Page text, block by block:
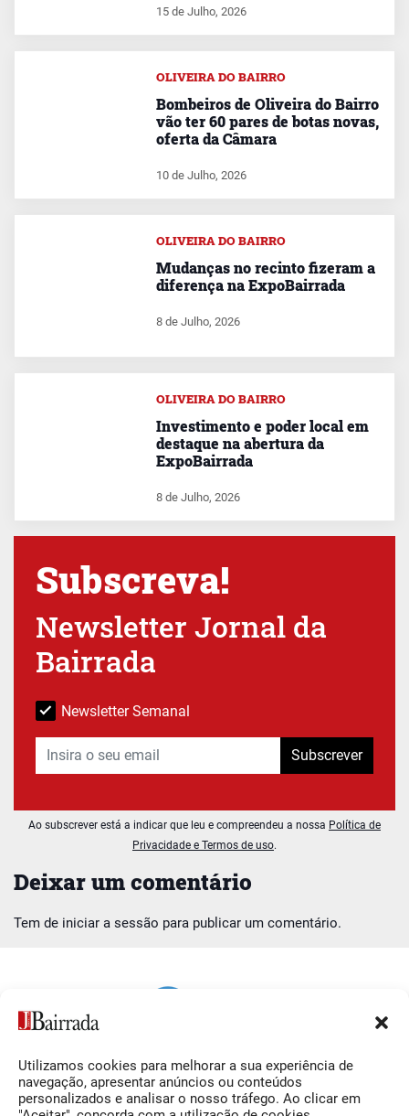
Utilizamos cookies para melhorar a sua experiência de
navegação, apresentar anúncios ou conteúdos
personalizados e analisar o nosso tráfego. Ao clicar em
Deixar um comentário
Tem de iniciar a sessão para publicar um comentário.
15 de Julho, 2026
OLIVEIRA DO BAIRRO
Bombeiros de Oliveira do Bairro
vão ter 60 pares de botas novas,
oferta da Câmara
10 de Julho, 2026
OLIVEIRA DO BAIRRO
Mudanças no recinto fizeram a
diferença na ExpoBairrada
8 de Julho, 2026
OLIVEIRA DO BAIRRO
Investimento e poder local em
destaque na abertura da
ExpoBairrada
8 de Julho, 2026
Subscreva!
Newsletter Jornal da
Bairrada
Newsletter Semanal
Subscrever
Ao subscrever está a indicar que leu e compreendeu a nossa Política de
Privacidade e Termos de uso.
Siga-nos
Facebook
O Jornal da Bairrada
Contactos